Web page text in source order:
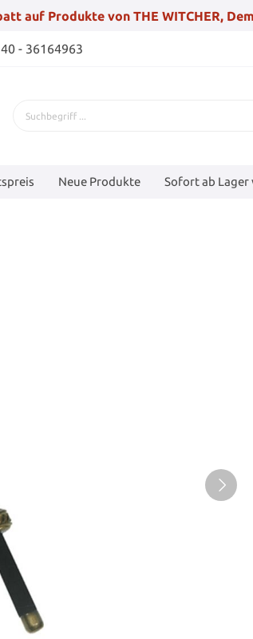
auf Produkte von THE WITCHER,
- 36164963
Neue Produkte Sofort ab